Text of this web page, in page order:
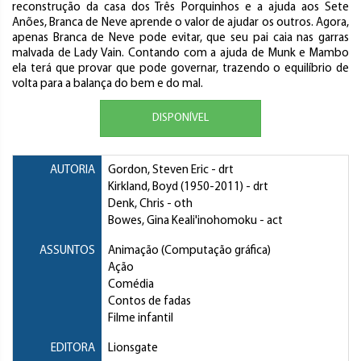
reconstrução da casa dos Três Porquinhos e a ajuda aos Sete
Anões, Branca de Neve aprende o valor de ajudar os outros. Agora,
apenas Branca de Neve pode evitar, que seu pai caia nas garras
malvada de Lady Vain. Contando com a ajuda de Munk e Mambo
ela terá que provar que pode governar, trazendo o equilíbrio de
volta para a balança do bem e do mal.
DISPONÍVEL
AUTORIA Gordon, Steven Eric - drt
Kirkland, Boyd (1950-2011) - drt
Denk, Chris - oth
Bowes, Gina Keali'inohomoku - act
ASSUNTOS
Animação (Computação gráfica)
Ação
Comédia
Contos de fadas
Filme infantil
EDITORA Lionsgate